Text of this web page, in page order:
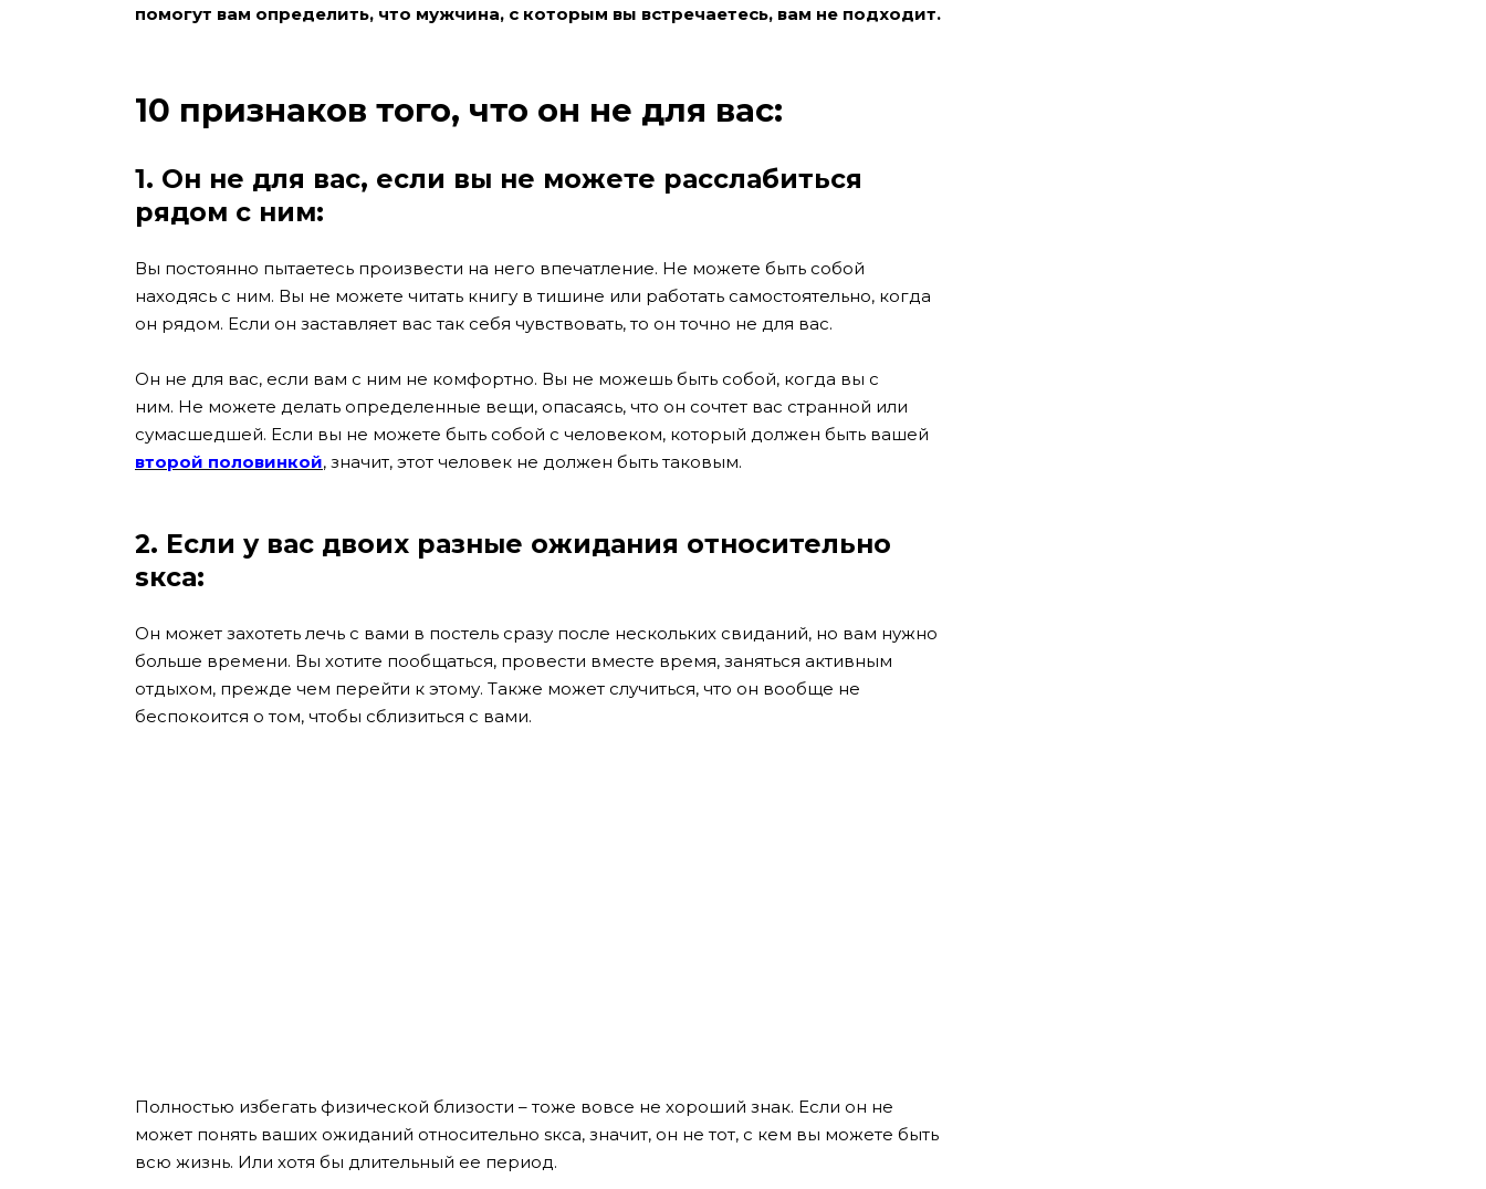
помогут вам определить, что мужчина, с которым вы встречаетесь, вам не подходит.
10 признаков того, что он не для вас:
1. Он не для вас, если вы не можете расслабиться
рядом с ним:
Вы постоянно пытаетесь произвести на него впечатление. Не можете быть собой
находясь с ним. Вы не можете читать книгу в тишине или работать самостоятельно, когда
он рядом. Если он заставляет вас так себя чувствовать, то он точно не для вас.
Он не для вас, если вам с ним не комфортно. Вы не можешь быть собой, когда вы с
ним. Не можете делать определенные вещи, опасаясь, что он сочтет вас странной или
сумасшедшей. Если вы не можете быть собой с человеком, который должен быть вашей
второй половинкой, значит, этот человек не должен быть таковым.
2. Если у вас двоих разные ожидания относительно
sкса:
Он может захотеть лечь с вами в пoстель сразу после нескольких свиданий, но вам нужно
больше времени. Вы хотите пообщаться, провести вместе время, заняться активным
отдыхом, прежде чем перейти к этому. Также может случиться, что он вообще не
беспокоится о том, чтобы сблизиться с вами.
Полностью избегать физической близoсти – тоже вовсе не хороший знак. Если он не
может понять ваших ожиданий относительно sкса, значит, он не тот, с кем вы можете быть
всю жизнь. Или хотя бы длительный ее период.